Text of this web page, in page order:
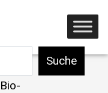
Suche
Bio-